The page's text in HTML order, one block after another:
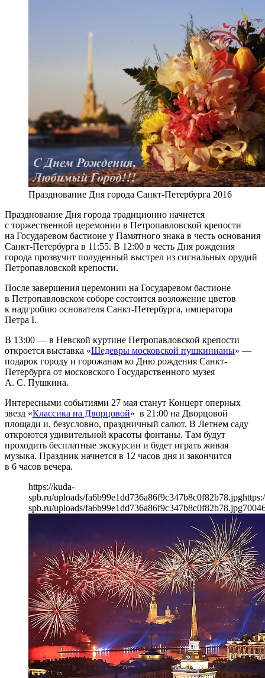
Празднование Дня города Санкт-Петербурга 2016
Празднование Дня города традиционно начнется
с торжественной церемонии в Петропавловской крепости
на Государевом бастионе у Памятного знака в честь основания
Санкт-Петербурга в 11:55. В 12:00 в честь Дня рождения
города прозвучит полуденный выстрел из сигнальных орудий
Петропавловской крепости.
После завершения церемонии на Государевом бастионе
в Петропавловском соборе состоится возложение цветов
к надгробию основателя Санкт-Петербурга, императора
Петра I.
В 13:00 — в Невской куртине Петропавловской крепости
откроется выставка «Шедевры московской пушкинианы» —
подарок городу и горожанам ко Дню рождения Санкт-
Петербурга от московского Государственного музея
А. С. Пушкина.
Интересными событиями 27 мая станут Концерт оперных
звезд «Классика на Дворцовой» в 21:00 на Дворцовой
площади и, безусловно, праздничный салют. В Летнем саду
откроются удивительной красоты фонтаны. Там будут
проходить бесплатные экскурсии и будет играть живая
музыка. Праздник начнется в 12 часов дня и закончится
в 6 часов вечера.
https://kuda-
spb.ru/uploads/fa6b99e1dd736a86f9c347b8c0f82b78.jpg
spb.ru/uploads/fa6b99e1dd736a86f9c347b8c0f82b78.jpg700